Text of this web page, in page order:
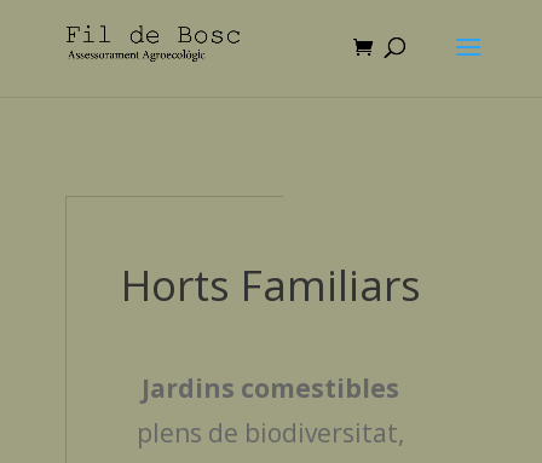
Horts Familiars
Jardins comestibles
plens de biodiversitat,